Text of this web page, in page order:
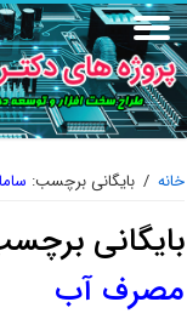
خانه / بایگانی برچسب:
بایگانی
مصرف آب